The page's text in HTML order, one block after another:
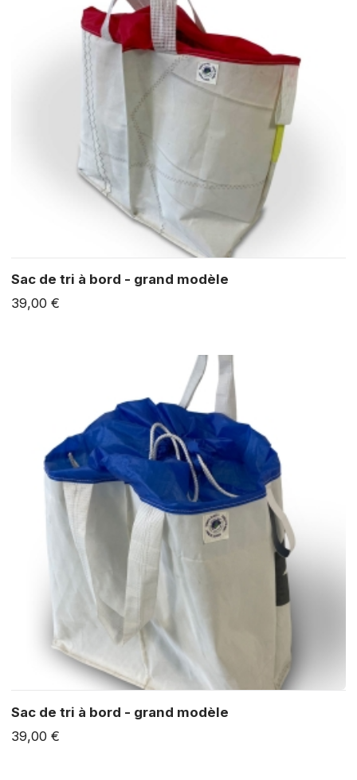
Sac de tri à bord - grand modèle
39,00 €
Sac de tri à bord - grand modèle
39,00 €